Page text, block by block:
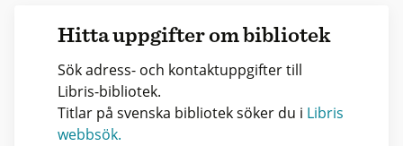
Hitta uppgifter om bibliotek
Sök adress- och kontaktuppgifter till
Libris-bibliotek.
Titlar på svenska bibliotek söker du i Libris
webbsök.